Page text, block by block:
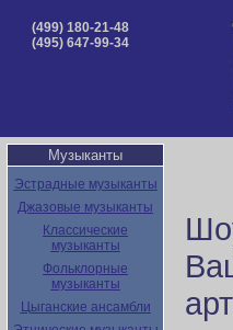
(499) 180-21-48
(495) 647-99-34
Музыканты
Эстрадные музыканты
Джазовые музыканты
Классические
музыканты
Фольклорные
музыканты
Цыганские ансамбли